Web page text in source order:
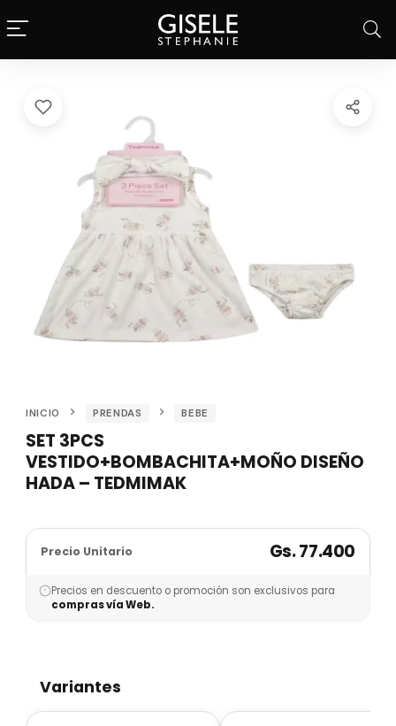
INICIO PRENDAS BEBE
SET 3PCS
VESTIDO+BOMBACHITA+MOÑO DISEÑO
HADA – TEDMIMAK
Precio Unitario Gs. 77.400
Precios en descuento o promoción son exclusivos para
compras vía Web.
Variantes